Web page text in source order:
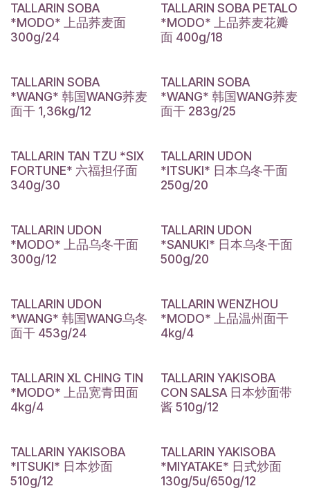
TALLARIN SOBA
*MODO* 上品荞麦面
300g/24
TALLARIN SOBA PETALO
*MODO* 上品荞麦花瓣
面 400g/18
TALLARIN SOBA
*WANG* 韩国WANG荞麦
面干 1,36kg/12
TALLARIN SOBA
*WANG* 韩国WANG荞麦
面干 283g/25
TALLARIN TAN TZU *SIX
FORTUNE* 六福担仔面
340g/30
TALLARIN UDON
*ITSUKI* 日本乌冬干面
250g/20
TALLARIN UDON
*MODO* 上品乌冬干面
300g/12
TALLARIN UDON
*SANUKI* 日本乌冬干面
500g/20
TALLARIN UDON
*WANG* 韩国WANG乌冬
面干 453g/24
TALLARIN WENZHOU
*MODO* 上品温州面干
4kg/4
TALLARIN XL CHING TIN
*MODO* 上品宽青田面
4kg/4
TALLARIN YAKISOBA
CON SALSA 日本炒面带
酱 510g/12
TALLARIN YAKISOBA
*ITSUKI* 日本炒面
510g/12
TALLARIN YAKISOBA
*MIYATAKE* 日式炒面
130g/5u/650g/12